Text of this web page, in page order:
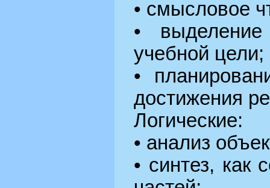
• смысловое
•
учебной цели;
•
достижения
Логические:
• анализ
• синтез, как